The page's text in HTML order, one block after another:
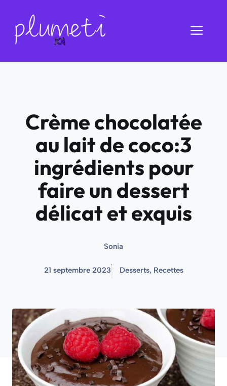
contenu
Crème chocolatée
au lait de coco:3
ingrédients pour
faire un dessert
délicat et exquis
Sonia
21 septembre 2023 Desserts, Recettes